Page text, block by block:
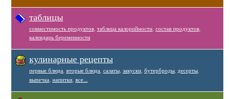
таблицы
совместимость продуктов, таблица калорийности, состав продуктов,
календарь беременности
кулинарные рецепты
первые блюда вторые блюда салаты, закуски, бутерброды, десерты,
выпечка напитки, все...